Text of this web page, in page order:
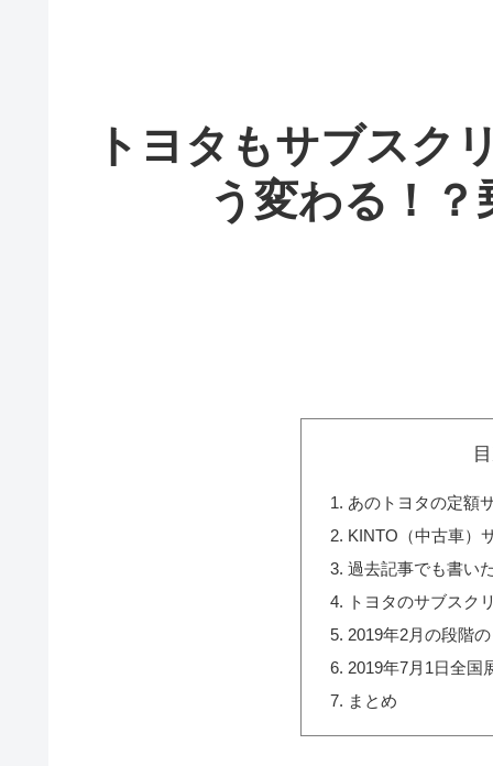
トヨタもサブスク
う変わる！
あのトヨタの定額
KINTO（中古車）
過去記事でも書い
トヨタのサブスク
2019年2月の段階
2019年7月1日全国
まとめ